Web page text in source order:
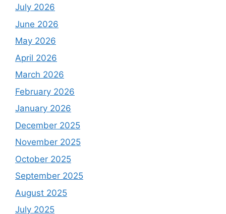
July 2026
June 2026
May 2026
April 2026
March 2026
February 2026
January 2026
December 2025
November 2025
October 2025
September 2025
August 2025
July 2025